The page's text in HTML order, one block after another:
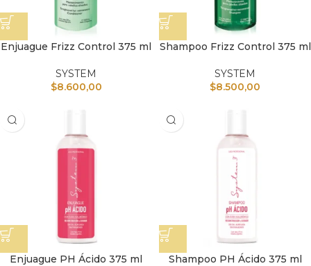
Enjuague Frizz Control 375 ml
SYSTEM
$8.600,00
Shampoo Frizz Control 375 ml
SYSTEM
$8.500,00
Enjuague PH Ácido 375 ml Shampoo PH Ácido 375 ml